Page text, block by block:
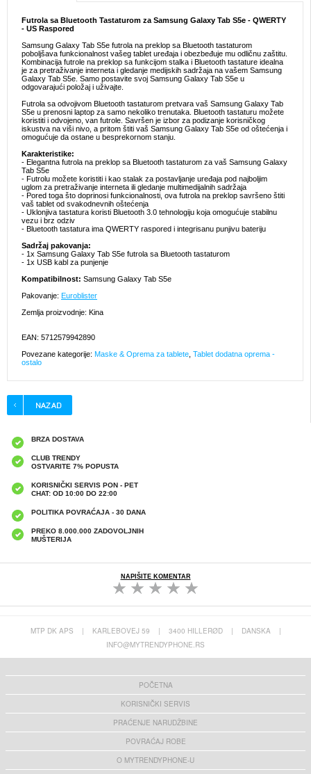
Futrola sa Bluetooth Tastaturom za Samsung Galaxy Tab S5e - QWERTY
- US Raspored
Samsung Galaxy Tab S5e futrola na preklop sa Bluetooth tastaturom
poboljšava funkcionalnost vašeg tablet uređaja i obezbeđuje mu odličnu zaštitu.
Kombinacija futrole na preklop sa funkcijom stalka i Bluetooth tastature idealna
je za pretraživanje interneta i gledanje medijskih sadržaja na vašem Samsung
Galaxy Tab S5e. Samo postavite svoj Samsung Galaxy Tab S5e u
odgovarajući položaj i uživajte.
Futrola sa odvojivom Bluetooth tastaturom pretvara vaš Samsung Galaxy Tab
S5e u prenosni laptop za samo nekoliko trenutaka. Bluetooth tastaturu možete
koristiti i odvojeno, van futrole. Savršen je izbor za podizanje korisničkog
iskustva na viši nivo, a pritom štiti vaš Samsung Galaxy Tab S5e od oštećenja i
omogućuje da ostane u besprekornom stanju.
Karakteristike:
- Elegantna futrola na preklop sa Bluetooth tastaturom za vaš Samsung Galaxy
Tab S5e
- Futrolu možete koristiti i kao stalak za postavljanje uređaja pod najboljim
uglom za pretraživanje interneta ili gledanje multimedijalnih sadržaja
- Pored toga što doprinosi funkcionalnosti, ova futrola na preklop savršeno štiti
vaš tablet od svakodnevnih oštećenja
- Uklonjiva tastatura koristi Bluetooth 3.0 tehnologiju koja omogućuje stabilnu
vezu i brz odziv
- Bluetooth tastatura ima QWERTY raspored i integrisanu punjivu bateriju
Sadržaj pakovanja:
- 1x Samsung Galaxy Tab S5e futrola sa Bluetooth tastaturom
- 1x USB kabl za punjenje
Kompatibilnost: Samsung Galaxy Tab S5e
Pakovanje: Euroblister
Zemlja proizvodnje: Kina
EAN: 5712579942890
Povezane kategorije: Maske & Oprema za tablete Tablet dodatna oprema -
ostalo
BRZA DOSTAVA
CLUB TRENDY
OSTVARITE 7% POPUSTA
KORISNIČKI SERVIS PON - PET
CHAT: OD 10:00 DO 22:00
POLITIKA POVRAĆAJA - 30 DANA
PREKO 8.000.000 ZADOVOLJNIH
MUŠTERIJA
NAPIŠITE KOMENTAR
MTP DK APS | KARLEBOVEJ 59 | 3400 HILLERØD | DANSKA
|
INFO@MYTRENDYPHONE.RS
POČETNA
KORISNIČKI SERVIS
PRAĆENJE NARUDŽBINE
POVRAĆAJ ROBE
O MYTRENDYPHONE-U